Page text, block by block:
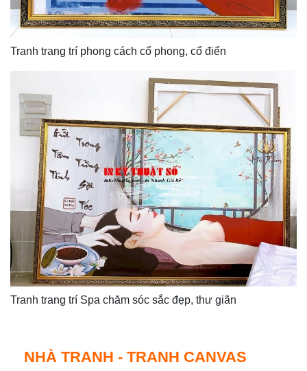
Tranh trang trí phong cách cổ phong, cổ điển
Tranh trang trí Spa chăm sóc sắc đẹp, thư giãn
NHÀ TRANH - TRANH CANVAS